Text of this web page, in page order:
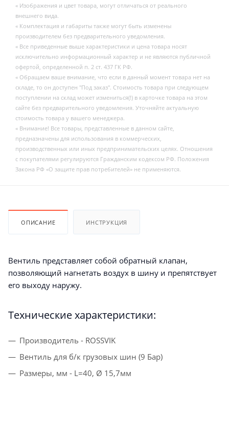
« Изображения и цвет товара, могут отличаться от реального
внешнего вида.
« Комплектация и габариты также могут быть изменены
производителем без предварительного уведомления.
« Все приведенные выше характеристики и цена товара носят
исключительно информационный характер и не являются публичной
офертой, определенной п. 2 ст. 437 ГК РФ.
« Обращаем ваше внимание, что если в данный момент товара нет на
складе, то он доступен "Под заказ". Стоимость товара при следующем
поступлении на склад может измениться(!) в карточке товара на этом
сайте без предварительного уведомления. Уточняйте актуальную
стоимость товара у вашего менеджера.
« Внимание! Все товары, представленные в данном сайте,
предназначены для использования в коммерческих,
производственных или иных предпринимательских целях. Отношения
с покупателями регулируются Гражданским кодексом РФ. Положения
Закона РФ «О защите прав потребителей» не применяются.
ОПИСАНИЕ ИНСТРУКЦИЯ
Вентиль представляет собой обратный клапан,
позволяющий нагнетать воздух в шину и препятствует
его выходу наружу.
Технические характеристики:
Производитель - ROSSVIK
Вентиль для б/к грузовых шин (9 Бар)
Размеры, мм - L=40, Ø 15,7мм